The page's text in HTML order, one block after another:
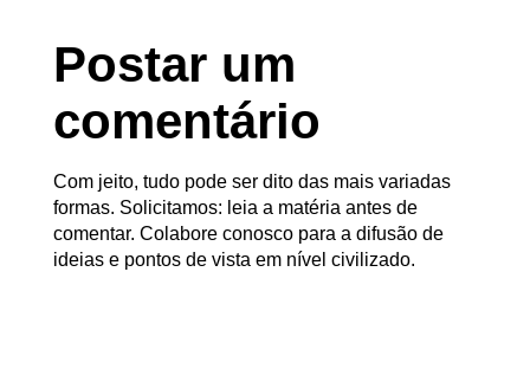
Postar um
comentário
Com jeito, tudo pode ser dito das mais variadas
formas. Solicitamos: leia a matéria antes de
comentar. Colabore conosco para a difusão de
ideias e pontos de vista em nível civilizado.